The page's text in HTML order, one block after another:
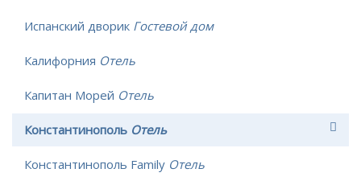
Испанский дворик Гостевой дом
Калифорния Отель
Капитан Морей Отель
Константинополь Отель
Константинополь Family Отель